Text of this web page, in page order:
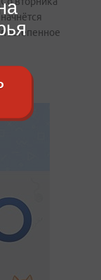
начнётся
постепенное